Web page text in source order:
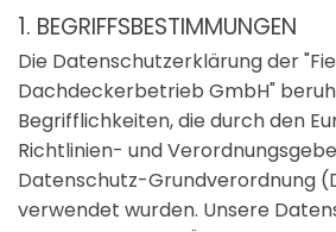
1. BEGRIFFSBESTIMMUNGEN
Die Datenschutzerklärung der
Dachdeckerbetrieb GmbH"
Begrifflichkeiten, die durch den
Richtlinien- und
Datenschutz-Grundverordnung
verwendet wurden. Unsere